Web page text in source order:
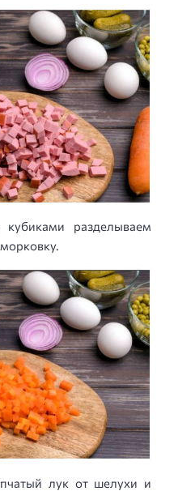
разделываем
лук от шелухи и